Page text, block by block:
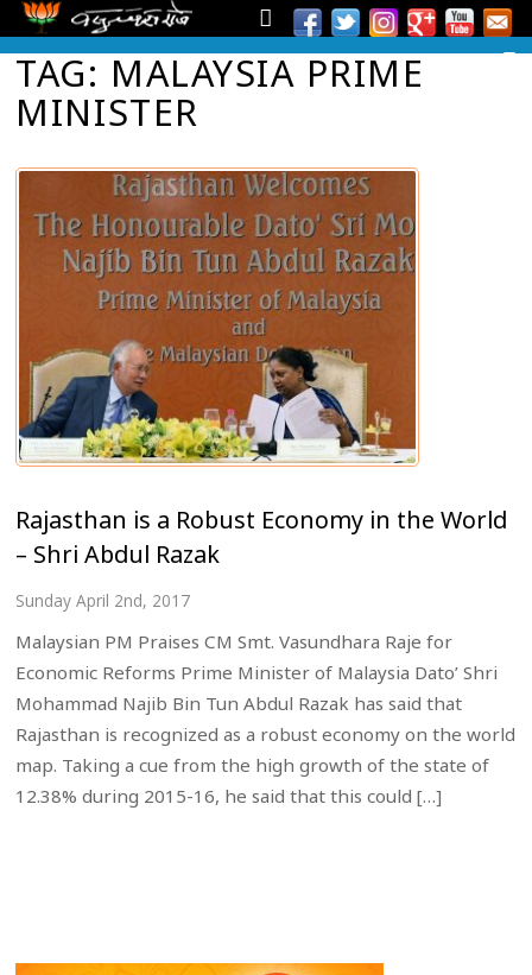
TAG: MALAYSIA PRIME
MINISTER
Rajasthan is a Robust Economy in the World
– Shri Abdul Razak
Sunday April 2nd, 2017
Malaysian PM Praises CM Smt. Vasundhara Raje for
Economic Reforms Prime Minister of Malaysia Dato’ Shri
Mohammad Najib Bin Tun Abdul Razak has said that
Rajasthan is recognized as a robust economy on the world
map. Taking a cue from the high growth of the state of
12.38% during 2015-16, he said that this could […]